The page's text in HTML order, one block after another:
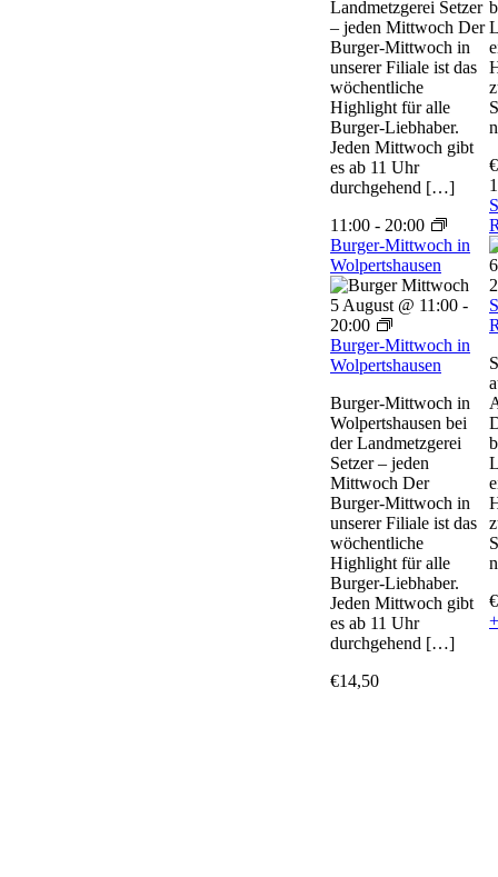
Landmetzgerei Setzer
– jeden Mittwoch Der
Burger-Mittwoch in
unserer Filiale ist das
wöchentliche
Highlight für alle
Burger-Liebhaber.
Jeden Mittwoch gibt
es ab 11 Uhr
durchgehend […]
11:00 - 20:00
Burger-Mittwoch in
Wolpertshausen
5 August @ 11:00 -
20:00
Burger-Mittwoch in
Wolpertshausen
Burger-Mittwoch in
Wolpertshausen bei
der Landmetzgerei
Setzer – jeden
Mittwoch Der
Burger-Mittwoch in
unserer Filiale ist das
wöchentliche
Highlight für alle
Burger-Liebhaber.
Jeden Mittwoch gibt
es ab 11 Uhr
durchgehend […]
€14,50